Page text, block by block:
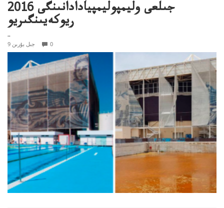
2016 جىلعى وليمپوليمپيادادانىنگى
ريوكەيىنگىريو
..
9 جىل بۇرىن 0